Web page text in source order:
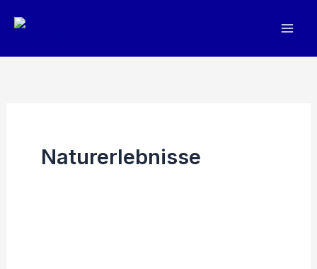
Inhalt
Naturerlebnisse